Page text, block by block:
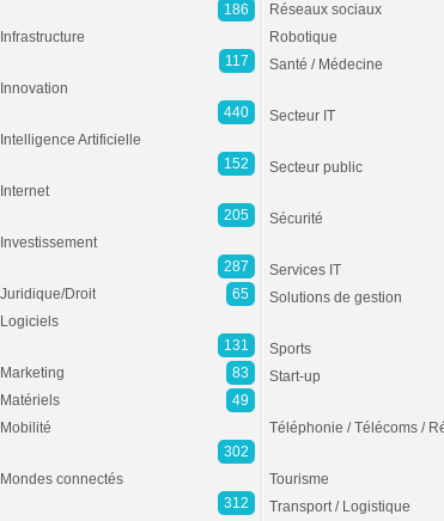
186
Infrastructure
117
Innovation
440
Intelligence Artificielle
152
Internet
205
Investissement
287
Juridique/Droit
65
Logiciels
131
Marketing
83
Matériels
49
Mobilité
302
Mondes connectés
312
Réseaux sociaux
Robotique
Santé / Médecine
Secteur IT
Secteur public
Sécurité
Services IT
Solutions de gestion
Sports
Start-up
Téléphonie / Télécoms /
Tourisme
Transport / Logistique